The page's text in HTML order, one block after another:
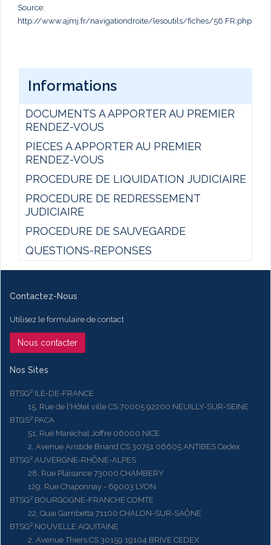
Source:
http://www.ajmj.fr/navigationdroite/lesoutils/fiches/56.FR.php
Informations
DOCUMENTS A APPORTER AU PREMIER
RENDEZ-VOUS
PIECES A APPORTER AU PREMIER
RENDEZ-VOUS
PROCEDURE DE LIQUIDATION JUDICIAIRE
PROCEDURE DE REDRESSEMENT
JUDICIAIRE
PROCEDURE DE SAUVEGARDE
QUESTIONS-REPONSES
Contactez-Nous
Utilisez le formulaire de contact
Nous contacter
Nos Sites
BTSG² ILE-DE-FRANCE
15, Rue de l'Hôtel ville CS 70005 92200 NEUILLY-SUR-SEINE
BTGS² PACA
51, Rue Maréchal Joffre 06000 NICE
2, Avenue Aristide Briand CS 30751 06605 ANTIBES Cedex
BTSG² AUVERGNE-RHÔNE-ALPES
28, Rue Plaisance 73000 CHAMBERY
129, Rue Chaponnay - 69003 LYON
BTSG² BOURGOGNE-FRANCHE COMTE
22, Quai Gambetta 71100 CHALON-SUR-SAÔNE
BTSG² NOUVELLE AQUITAINE
2, Avenue Thiers CS 30159 19104 BRIVE CEDEX